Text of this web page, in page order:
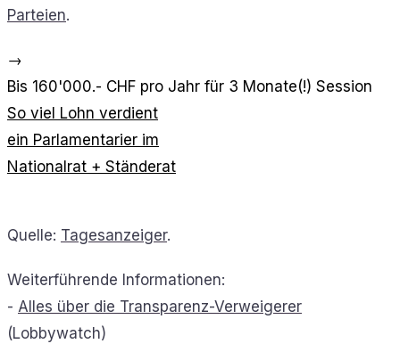
Parteien.
→
Bis 160'000.- CHF pro Jahr für 3 Monate(!) Session
So viel Lohn verdient
ein Parlamentarier im
Nationalrat + Ständerat
Quelle: Tagesanzeiger.
Weiterführende Informationen:
- Alles über die Transparenz-Verweigerer
(Lobbywatch)